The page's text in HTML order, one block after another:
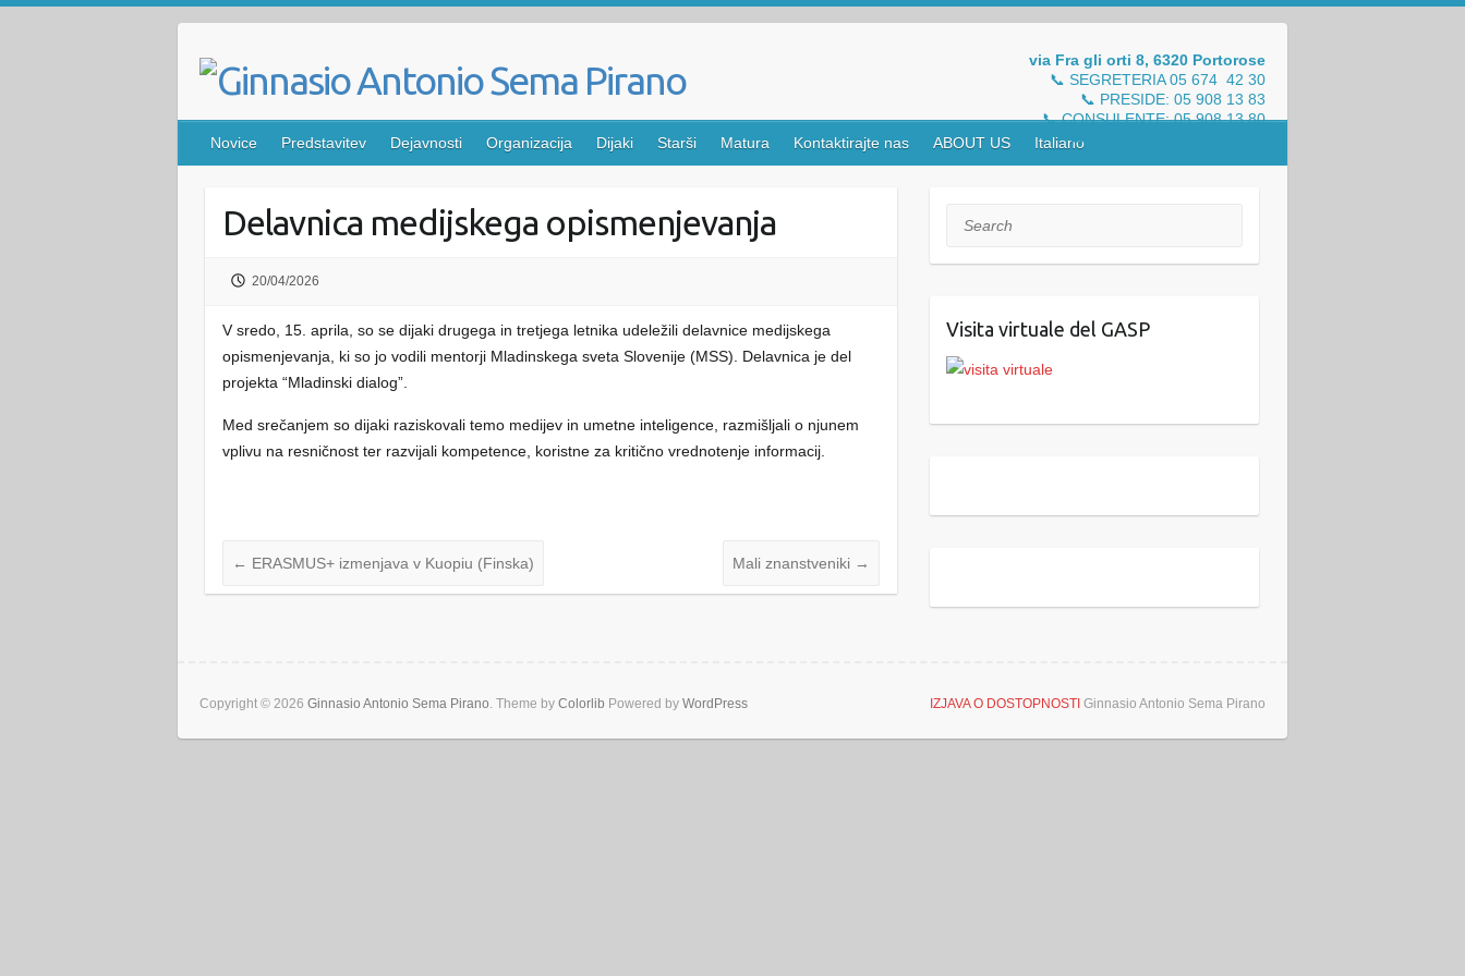
via Fra gli orti 8, 6320 Portorose
📞 SEGRETERIA 05 674 42 30
📞 PRESIDE: 05 908 13 83
📞 CONSULENTE: 05 908 13 80
✉ info@ginnasiosema.net
Novice Predstavitev Dejavnosti Organizacija Dijaki Starši Matura Kontaktirajte nas ABOUT US Italiano
Delavnica medijskega opismenjevanja
20/04/2026
V sredo, 15. aprila, so se dijaki drugega in tretjega letnika udeležili delavnice medijskega
opismenjevanja, ki so jo vodili mentorji Mladinskega sveta Slovenije (MSS). Delavnica je del
projekta “Mladinski dialog”.
Med srečanjem so dijaki raziskovali temo medijev in umetne inteligence, razmišljali o njunem
vplivu na resničnost ter razvijali kompetence, koristne za kritično vrednotenje informacij.
← ERASMUS+ izmenjava v Kuopiu (Finska) Mali znanstveniki →
Search
Visita virtuale del GASP
Copyright © 2026 Ginnasio Antonio Sema Pirano . Theme by Colorlib Powered by WordPress IZJAVA O DOSTOPNOSTI Ginnasio Antonio Sema Pirano